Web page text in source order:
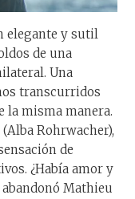
elegante y sutil
de una
Una
transcurridos
la misma manera.
Rohrwacher),
de
¿Había amor y
Mathieu